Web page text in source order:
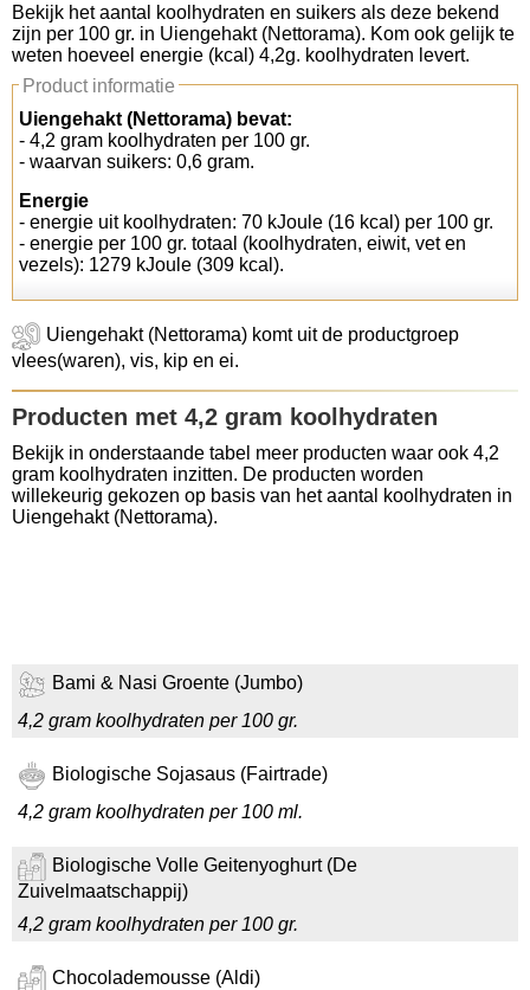
Koolhydraten tellen
Links
Bekijk het aantal koolhydraten en suikers als deze bekend
zijn per 100 gr. in Uiengehakt (Nettorama). Kom ook gelijk te
weten hoeveel energie (kcal) 4,2g. koolhydraten levert.
Product informatie
Uiengehakt (Nettorama) bevat:
- 4,2 gram koolhydraten per 100 gr.
- waarvan suikers: 0,6 gram.
Energie
- energie uit koolhydraten: 70 kJoule (16 kcal) per 100 gr.
- energie per 100 gr. totaal (koolhydraten, eiwit, vet en
vezels): 1279 kJoule (309 kcal).
Uiengehakt (Nettorama) komt uit de productgroep
vlees(waren), vis, kip en ei.
Producten met 4,2 gram koolhydraten
Bekijk in onderstaande tabel meer producten waar ook 4,2
gram koolhydraten inzitten. De producten worden
willekeurig gekozen op basis van het aantal koolhydraten in
Uiengehakt (Nettorama).
Bami & Nasi Groente (Jumbo)
4,2 gram koolhydraten per 100 gr.
Biologische Sojasaus (Fairtrade)
4,2 gram koolhydraten per 100 ml.
Biologische Volle Geitenyoghurt (De
Zuivelmaatschappij)
4,2 gram koolhydraten per 100 gr.
Chocolademousse (Aldi)